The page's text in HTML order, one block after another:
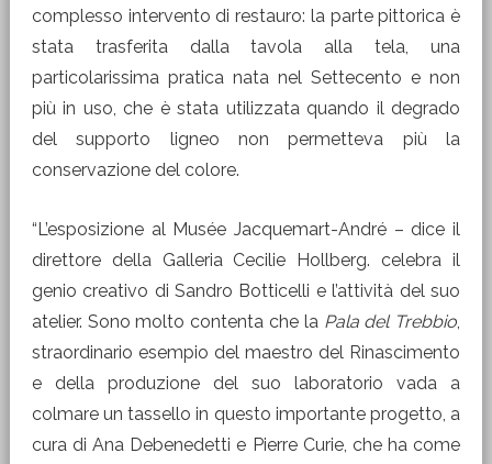
complesso intervento di restauro: la parte pittorica è
stata trasferita dalla tavola alla tela, una
particolarissima pratica nata nel Settecento e non
più in uso, che è stata utilizzata quando il degrado
del supporto ligneo non permetteva più la
conservazione del colore.
“L’esposizione al Musée Jacquemart-André – dice il
direttore della Galleria Cecilie Hollberg. celebra il
genio creativo di Sandro Botticelli e l’attività del suo
atelier. Sono molto contenta che la Pala del Trebbio,
straordinario esempio del maestro del Rinascimento
e della produzione del suo laboratorio vada a
colmare un tassello in questo importante progetto, a
cura di Ana Debenedetti e Pierre Curie, che ha come